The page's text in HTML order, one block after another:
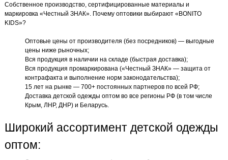
Собственное производство, сертифицированные материалы и
маркировка «Честный ЗНАК». Почему оптовики выбирают «BONITO
KIDS»?
Оптовые цены от производителя (без посредников) — выгодные
цены ниже рыночных;
Вся продукция в наличии на складе (быстрая доставка);
Вся продукция промаркирована («Честный ЗНАК» — защита от
контрафакта и выполнение норм законодательства);
15 лет на рынке — 700+ постоянных партнеров по всей РФ;
Доставка детской одежды оптом во все регионы РФ (в том числе
Крым, ЛНР, ДНР) и Беларусь.
Широкий ассортимент детской одежды
оптом: